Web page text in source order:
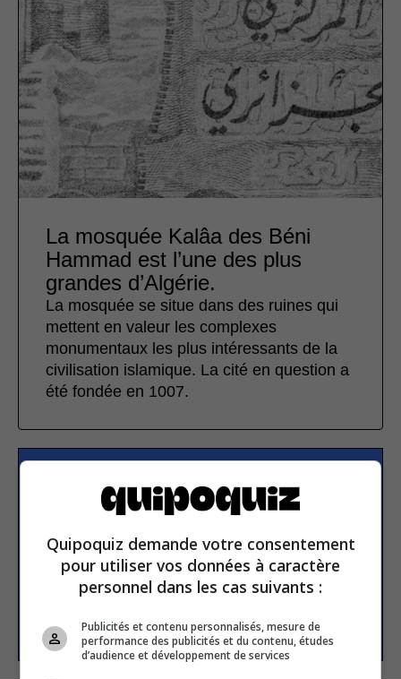
La mosquée Kalâa des Béni
Hammad est l’une des plus
grandes d’Algérie.
La mosquée se situe dans des ruines qui
mettent en valeur les complexes
monumentaux les plus intéressants de la
civilisation islamique. La cité en question a
été fondée en 1007.
S’inscrire à la newsletter
E-mail
S’INSCRIRE
Quipoquiz demande votre consentement
pour utiliser vos données à caractère
personnel dans les cas suivants :
Publicités et contenu personnalisés, mesure de
performance des publicités et du contenu, études
d’audience et développement de services